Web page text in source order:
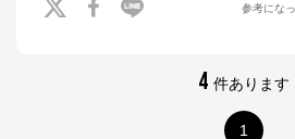
参考にな
4 件あります
1